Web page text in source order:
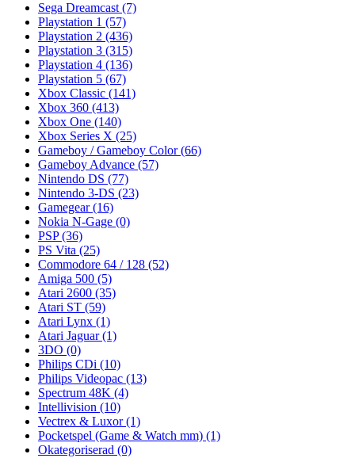
Sega Dreamcast (7)
Playstation 1 (57)
Playstation 2 (436)
Playstation 3 (315)
Playstation 4 (136)
Playstation 5 (67)
Xbox Classic (141)
Xbox 360 (413)
Xbox One (140)
Xbox Series X (25)
Gameboy / Gameboy Color(66)
Gameboy Advance (57)
Nintendo DS (77)
Nintendo 3-DS (23)
Gamegear(16)
Nokia N-Gage (0)
PSP(36)
PS Vita (25)
Commodore 64 / 128 (52)
Amiga 500 (5)
Atari 2600 (35)
Atari ST (59)
Atari Lynx (1)
Atari Jaguar(1)
3DO (0)
Philips CDi (10)
Philips Videopac (13)
Spectrum 48K (4)
Intellivision (10)
Vectrex & Luxor(1)
Pocketspel (Game & Watch mm) (1)
Okategoriserad (0)